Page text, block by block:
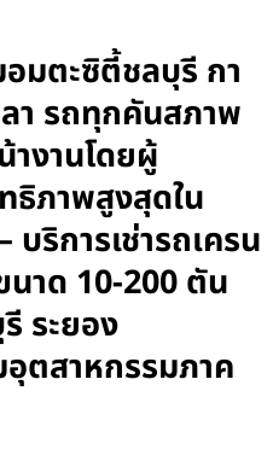
มตะซิตี้ชลบุรี กา
า รถทุกคันสภาพ
งานโดยผู้
ธิภาพสูงสุดใน
ริการเช่ารถเครน
นาด 10-200 ตัน
ระยอง
อุตสาหกรรมภาค